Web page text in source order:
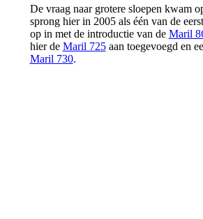
De vraag naar grotere sloepen kwam
sprong hier in 2005 als één van de
op in met de introductie van de Maril
hier de Maril 725aan toegevoegd en
Maril 730.